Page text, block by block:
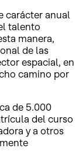
carácter anual
talento
manera,
de las
espacial, en
camino por
de 5.000
del curso
y a otros